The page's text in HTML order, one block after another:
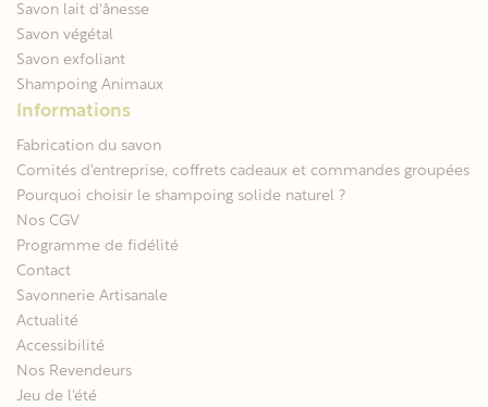
Savon lait d'ânesse
Savon végétal
Savon exfoliant
Shampoing Animaux
Informations
Fabrication du savon
Comités d'entreprise, coffrets cadeaux et commandes groupées
Pourquoi choisir le shampoing solide naturel ?
Nos CGV
Programme de fidélité
Contact
Savonnerie Artisanale
Actualité
Accessibilité
Nos Revendeurs
Jeu de l'été